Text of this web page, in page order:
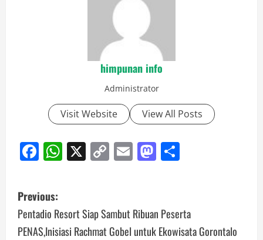
himpunan info
Administrator
Visit Website View All Posts
Facebook
WhatsApp
X CopyEmailMastodon
Post
navigation
Previous:
Pentadio Resort Siap Sambut Ribuan Peserta
PENAS,Inisiasi Rachmat Gobel untuk Ekowisata Gorontalo